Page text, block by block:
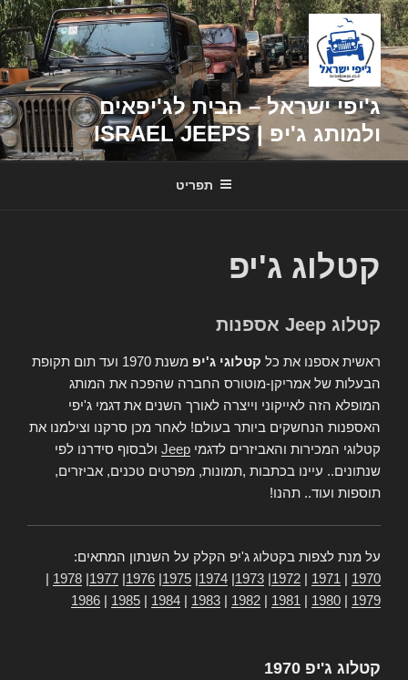
דילוג
לתוכן
ג'יפי ישראל – הבית לג'יפאים
ולמותג ג'יפ | ISRAEL JEEPS
תפריט
קטלוג ג'יפ
קטלוג Jeep אספנות
ראשית אספנו את כל קטלוגי ג'יפ
משנת 1970 ועד תום תקופת
הבעלות של אמריקן-מוטורס החברה שהפכה את המותג
המופלא הזה לאייקוני וייצרה לאורך השנים את דגמי ג'יפי
האספנות הנחשקים ביותר בעולם! לאחר מכן סרקנו וצילמנו את
קטלוגי המכירות והאביזרים לדגמי Jeep ולבסוף סידרנו לפי
שנתונים.. עיינו בכתבות ,תמונות, מפרטים טכנים, אביזרים,
תוספות ועוד.. תהנו!
על מנת לצפות בקטלוג ג'יפ הקלק על השנתון המתאים:
1970
1971
1972
1973
1974
1975
1976
1977
1978
1979
1980
1981
1982
1983
1984
1985
1986
קטלוג ג'יפ 1970